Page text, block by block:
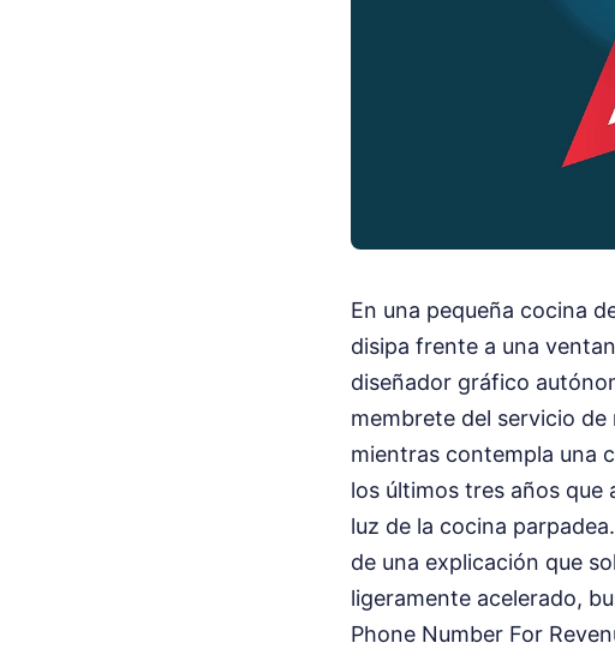
En una pequeña cocina
disipa frente a una
diseñador gráfico
membrete del servicio
mientras contempla una
los últimos tres años que
luz de la cocina
de una explicación que
ligeramente acelerado,
Phone Number For